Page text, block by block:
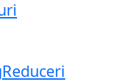
Reduceri